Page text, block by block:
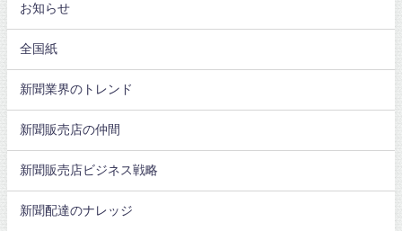
お知らせ
全国紙
新聞業界のトレンド
新聞販売店の仲間
新聞販売店ビジネス戦略
新聞配達のナレッジ